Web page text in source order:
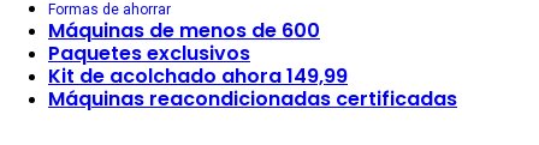
Formas de ahorrar
Máquinas de menos de 600
Paquetes exclusivos
Kit de acolchado ahora 149,99
Máquinas reacondicionadas certificadas